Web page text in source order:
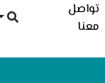
تواصل
معنا